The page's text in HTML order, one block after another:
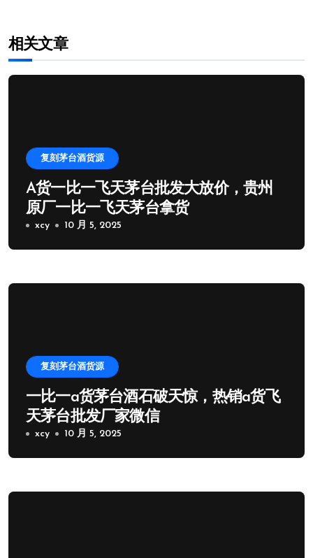
相关文章
复刻茅台酒货源
A货一比一飞天茅台批发大放价，贵州
原厂一比一飞天茅台拿货
xcy 10 月 5, 2025
复刻茅台酒货源
一比一a货茅台酒石破天惊，热销a货飞
天茅台批发厂家微信
xcy 10 月 5, 2025